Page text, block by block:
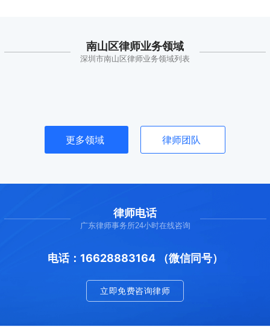
南山区律师业务领域
深圳市南山区律师业务领域列表
更多领域 律师团队
律师电话
广东律师事务所24小时在线咨询
电话：16628883164 （微信同号）
立即免费咨询律师